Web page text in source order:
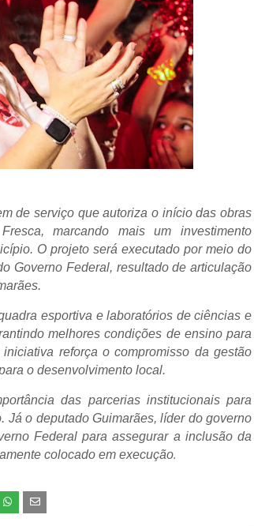
de serviço que autoriza o início das obras
marcando mais um investimento
O projeto será executado por meio do
Governo Federal, resultado de articulação
esportiva e laboratórios de ciências e
melhores condições de ensino para
reforça o compromisso da gestão
o desenvolvimento local.
das parcerias institucionais para
Já o deputado Guimarães, líder do governo
Federal para assegurar a inclusão da
colocado em execução.